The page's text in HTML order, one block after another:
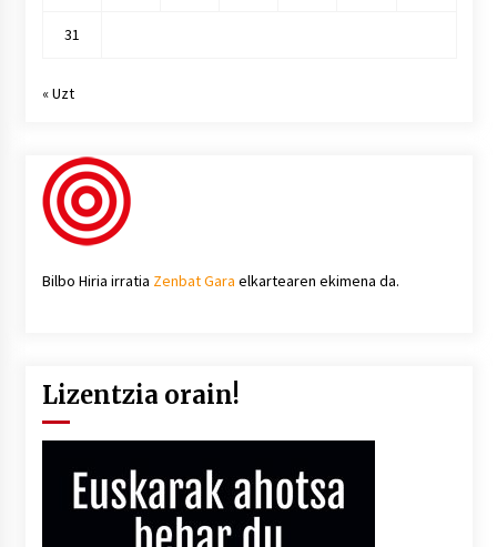
31
« Uzt
Bilbo Hiria irratia Zenbat Gara elkartearen ekimena da.
Lizentzia orain!